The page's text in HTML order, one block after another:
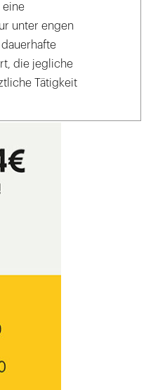
eine
unter engen
dauerhafte
die jegliche
Tätigkeit